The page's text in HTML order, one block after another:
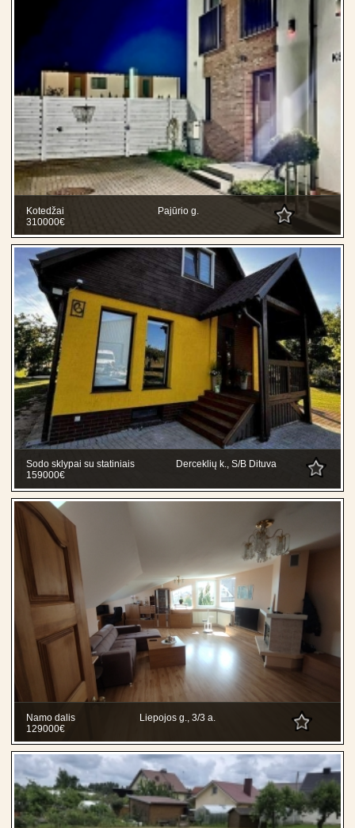
Kotedžai
Pajūrio g.
310000€
Sodo sklypai su statiniais
Derceklių k., S/B Dituva
159000€
Namo dalis
Liepojos g., 3/3 a.
129000€